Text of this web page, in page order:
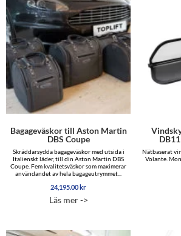
Bagageväskor till Aston Martin
DBS Coupe
Skräddarsydda bagageväskor med utsida i
Italienskt läder, till din Aston Martin DBS
Coupe. Fem kvalitetsväskor som maximerar
användandet av hela bagageutrymmet...
24,195.00kr
Läs mer ->
Nätbaserat
Volante.